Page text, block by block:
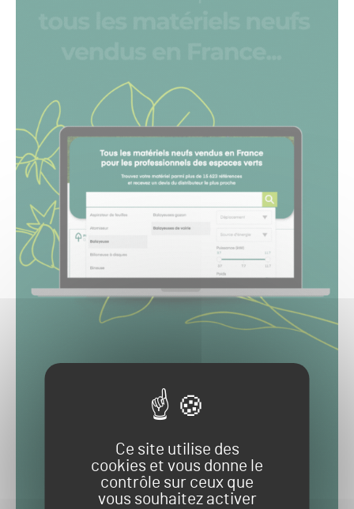
Ce site utilise des
cookies et vous donne le
contrôle sur ceux que
vous souhaitez activer